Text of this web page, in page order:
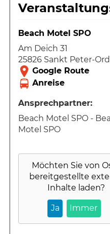
Beach Motel SPO
Am Deich 31
25826 Sankt Peter-
Ansprechpartner:
Beach Motel SPO -
Motel SPO
Möchten Sie von
bereitgestellte
Inhalte laden?
Ja Immer